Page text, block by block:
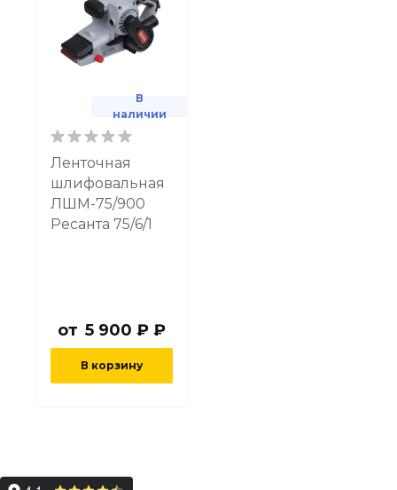
В
наличии
Ленточная
шлифовальная
ЛШМ-75/900
Ресанта 75/6/1
от 5 900 ₽ ₽
В корзину